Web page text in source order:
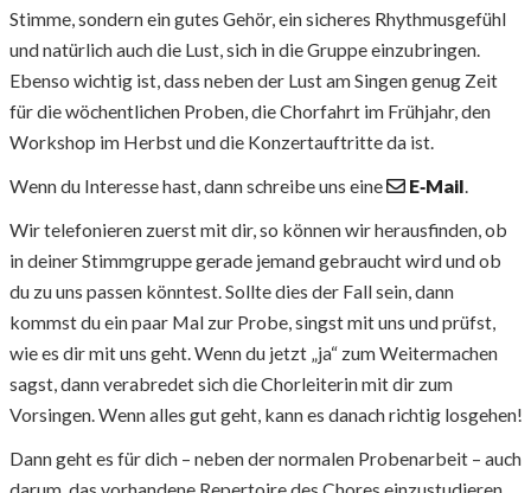
Stimme, sondern ein gutes Gehör, ein sicheres Rhythmusgefühl
und natürlich auch die Lust, sich in die Gruppe einzubringen.
Ebenso wichtig ist, dass neben der Lust am Singen genug Zeit
für die wöchentlichen Proben, die Chorfahrt im Frühjahr, den
Workshop im Herbst und die Konzertauftritte da ist.
Wenn du Interesse hast, dann schreibe uns eine
E‑Mail.
Wir telefonieren zuerst mit dir, so können wir herausfinden, ob
in deiner Stimmgruppe gerade jemand gebraucht wird und ob
du zu uns passen könntest. Sollte dies der Fall sein, dann
kommst du ein paar Mal zur Probe, singst mit uns und prüfst,
wie es dir mit uns geht. Wenn du jetzt „ja“ zum Weitermachen
sagst, dann verabredet sich die Chorleiterin mit dir zum
Vorsingen. Wenn alles gut geht, kann es danach richtig losgehen!
Dann geht es für dich – neben der normalen Probenarbeit – auch